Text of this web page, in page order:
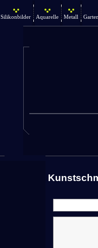
Silikonbilder Aquarelle Metall